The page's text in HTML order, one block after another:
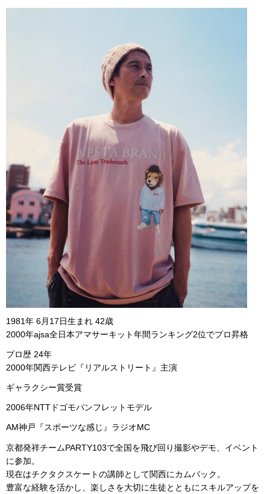
1981年 6月17日生まれ 42歳
2000年ajsa全日本アマサーキット年間ランキング2位でプロ昇格
プロ歴 24年
2000年関西テレビ『リアルストリート』主演
ギャラクシー賞受賞
2006年NTTドゴモパンフレットモデル
AM神戸『スポーツな感じ』ラジオMC
京都発祥チームPARTY103で全国を飛び回り撮影やデモ、イベント
に参加。
現在はチクタクスケートの講師として関西にカムバック。
豊富な経験を活かし、楽しさを大切に生徒とともにスキルアップを